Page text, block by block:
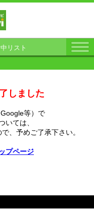
リスト
しました
等）で
いては、
、 予めご了承下さい。
プページ